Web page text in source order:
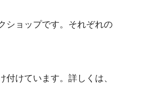
ショップです。それぞれの
けています。詳しくは、